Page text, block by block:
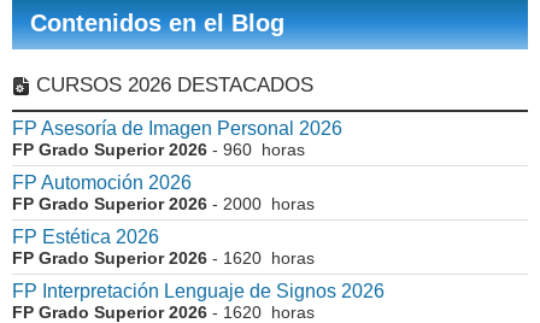
Contenidos en el Blog
CURSOS 2026 DESTACADOS
FP Asesoría de Imagen Personal 2026
FP Grado Superior 2026 - 960 horas
FP Automoción 2026
FP Grado Superior 2026 - 2000 horas
FP Estética 2026
FP Grado Superior 2026 - 1620 horas
FP Interpretación Lenguaje de Signos 2026
FP Grado Superior 2026 - 1620 horas